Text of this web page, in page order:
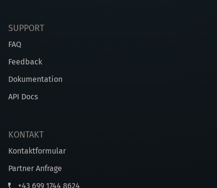
SUPPORT
FAQ
Feedback
Dokumentation
API Docs
KONTAKT
Kontaktformular
Partner Anfrage
+43 699 1744 8624